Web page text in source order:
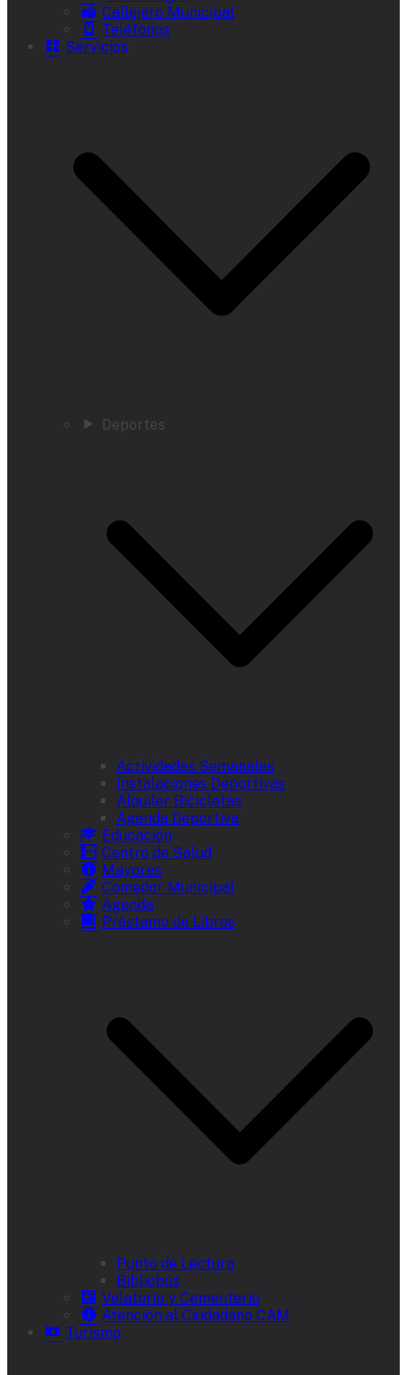
Callejero Municipal
Teléfonos
Servicios
Deportes
Actividades Semanales
Instalaciones Deportivas
Alquiler Bicicletas
Agenda Deportiva
Educación
Centro de Salud
Mayores
Comedor Municipal
Agenda
Préstamo de Libros
Punto de Lectura
Bibliobús
Velatorio y Cementerio
Atención al Ciudadano CAM
Turismo